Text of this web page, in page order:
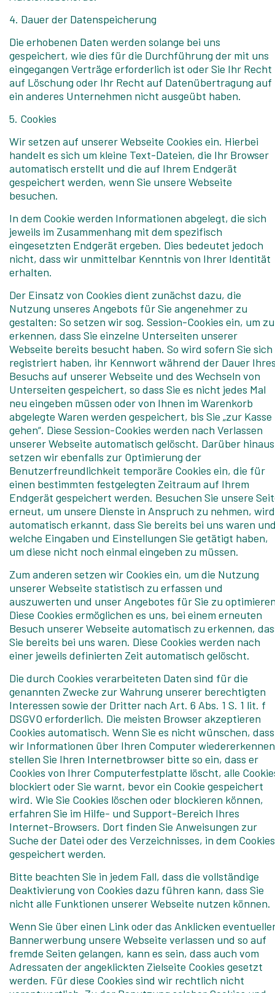
4. Dauer der Datenspeicherung
Die erhobenen Daten werden solange bei uns
gespeichert, wie dies für die Durchführung der mit uns
eingegangen Verträge erforderlich ist oder Sie Ihr Recht
auf Löschung oder Ihr Recht auf Datenübertragung auf
ein anderes Unternehmen nicht ausgeübt haben.
5. Cookies
Wir setzen auf unserer Webseite Cookies ein. Hierbei
handelt es sich um kleine Text-Dateien, die Ihr Browser
automatisch erstellt und die auf Ihrem Endgerät
gespeichert werden, wenn Sie unsere Webseite
besuchen.
In dem Cookie werden Informationen abgelegt, die sich
jeweils im Zusammenhang mit dem spezifisch
eingesetzten Endgerät ergeben. Dies bedeutet jedoch
nicht, dass wir unmittelbar Kenntnis von Ihrer Identität
erhalten.
Der Einsatz von Cookies dient zunächst dazu, die
Nutzung unseres Angebots für Sie angenehmer zu
gestalten: So setzen wir sog. Session-Cookies ein, um zu
erkennen, dass Sie einzelne Unterseiten unserer
Webseite bereits besucht haben. So wird sofern Sie sich
registriert haben, ihr Kennwort während der Dauer
Besuchs auf unserer Webseite und des Wechseln von
Unterseiten gespeichert, so dass Sie es nicht jedes Mal
neu eingeben müssen oder von Ihnen im Warenkorb
abgelegte Waren werden gespeichert, bis Sie „zur Kasse
gehen“. Diese Session-Cookies werden nach Verlassen
unserer Webseite automatisch gelöscht. Darüber hinaus
setzen wir ebenfalls zur Optimierung der
Benutzerfreundlichkeit temporäre Cookies ein, die für
einen bestimmten festgelegten Zeitraum auf Ihrem
Endgerät gespeichert werden. Besuchen Sie unsere
erneut, um unsere Dienste in Anspruch zu nehmen, wird
automatisch erkannt, dass Sie bereits bei uns waren
welche Eingaben und Einstellungen Sie getätigt haben,
um diese nicht noch einmal eingeben zu müssen.
Zum anderen setzen wir Cookies ein, um die Nutzung
unserer Webseite statistisch zu erfassen und
auszuwerten und unser Angebotes für Sie zu
Diese Cookies ermöglichen es uns, bei einem erneuten
Besuch unserer Webseite automatisch zu erkennen,
Sie bereits bei uns waren. Diese Cookies werden nach
einer jeweils definierten Zeit automatisch gelöscht.
Die durch Cookies verarbeiteten Daten sind für die
genannten Zwecke zur Wahrung unserer berechtigten
Interessen sowie der Dritter nach Art. 6 Abs. 1 S. 1 lit. f
DSGVO erforderlich. Die meisten Browser akzeptieren
Cookies automatisch. Wenn Sie es nicht wünschen, dass
wir Informationen über Ihren Computer
stellen Sie Ihren Internetbrowser bitte so ein, dass er
Cookies von Ihrer Computerfestplatte löscht, alle
blockiert oder Sie warnt, bevor ein Cookie gespeichert
wird. Wie Sie Cookies löschen oder blockieren können,
erfahren Sie im Hilfe- und Support-Bereich Ihres
Internet-Browsers. Dort finden Sie Anweisungen zur
Suche der Datei oder des Verzeichnisses, in dem Cookies
gespeichert werden.
Bitte beachten Sie in jedem Fall, dass die vollständige
Deaktivierung von Cookies dazu führen kann, dass Sie
nicht alle Funktionen unserer Webseite nutzen können.
Wenn Sie über einen Link oder das Anklicken
Bannerwerbung unsere Webseite verlassen und so auf
fremde Seiten gelangen, kann es sein, dass auch vom
Adressaten der angeklickten Zielseite Cookies gesetzt
werden. Für diese Cookies sind wir rechtlich nicht